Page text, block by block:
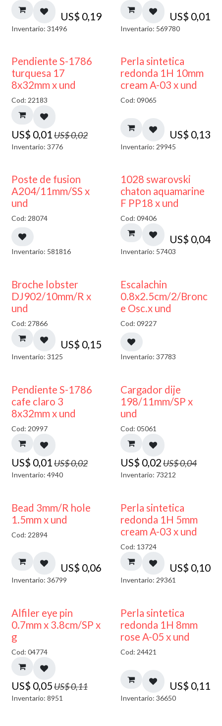
US$ 0,19
Inventario: 31496
US$ 0,01
Inventario: 569780
50% DESCUENTO
Pendiente S-1786
turquesa 17
8x32mm x und
Cod: 22183
US$ 0,01 US$0,02
Inventario: 3776
Perla sintetica
redonda 1H 10mm
cream A-03 x und
Cod: 09065
US$ 0,13
Inventario: 29945
Poste de fusion
A204/11mm/SS x
und
Cod: 28074
Inventario: 581816
1028 swarovski
chaton aquamarine
F PP18 x und
Cod: 09406
US$ 0,04
Inventario: 57403
Broche lobster
DJ902/10mm/R x
und
Cod: 27866
US$ 0,15
Inventario: 3125
Escalachin
0.8x2.5cm/2/Bronc
e Osc.x und
Cod: 09227
Inventario: 37783
50% DESCUENTO
Pendiente S-1786
cafe claro 3
8x32mm x und
Cod: 20997
US$ 0,01US$0,02
Inventario: 4940
50% DESCUENTO
Cargador dije
198/11mm/SP x
und
Cod: 05061
US$ 0,02US$0,04
Inventario: 73212
Bead 3mm/R hole
1.5mm x und
Cod: 22894
US$ 0,06
Inventario: 36799
Perla sintetica
redonda 1H 5mm
cream A-03 x und
Cod: 13724
US$ 0,10
Inventario: 29361
50% DESCUENTO
Alfiler eye pin
0.7mm x 3.8cm/SP x
g
Cod: 04774
US$ 0,05US$0,11
Inventario: 8951
Perla sintetica
redonda 1H 8mm
rose A-05 x und
Cod: 24421
US$ 0,11
Inventario: 36650